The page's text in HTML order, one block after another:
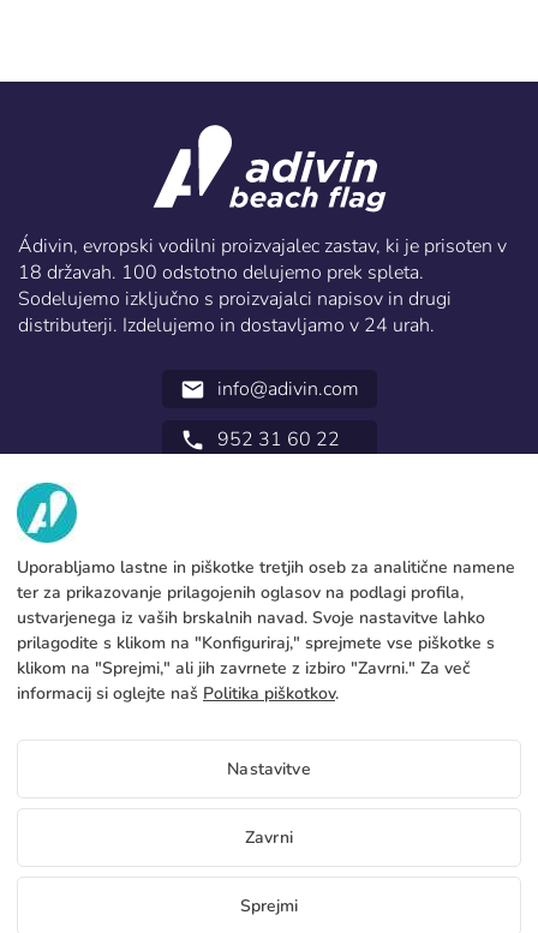
Ádivin, evropski vodilni proizvajalec zastav, ki je prisoten v
18 državah. 100 odstotno delujemo prek spleta.
Sodelujemo izključno s proizvajalci napisov in drugi
distributerji. Izdelujemo in dostavljamo v 24 urah.
email info@adivin.com
call 952 31 60 22
MI
Pišite na
Blog
Načini plačevanja
Proizvodnja in pošiljanje
FAQs
PRAVNE INFORMACIJE
Pravno obvestilo
Splošni pogoji
Pravilnik o piškotkih
Pravilnik o zasebnosti
C/ Generación 46-48 P.I. La Huertecilla 29196 Málaga Španija | S.A CIF
Uporabljamo lastne in piškotke tretjih oseb za analitične namene
ter za prikazovanje prilagojenih oglasov na podlagi profila,
ustvarjenega iz vaših brskalnih navad. Svoje nastavitve lahko
prilagodite s klikom na "Konfiguriraj," sprejmete vse piškotke s
klikom na "Sprejmi," ali jih zavrnete z izbiro "Zavrni." Za več
informacij si oglejte naš Politika piškotkov.
Nastavitve
Zavrni
Sprejmi